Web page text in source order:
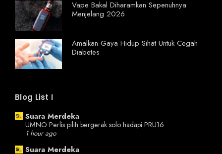
Vape Bakal Diharamkan Sepenuhnya
Menjelang 2026
Amalkan Gaya Hidup Sihat Untuk Cegah
Diabetes
Blog List I
Suara Merdeka
UMNO Perlis pilih bergerak solo hadapi PRU16
1 hour ago
Suara Merdeka